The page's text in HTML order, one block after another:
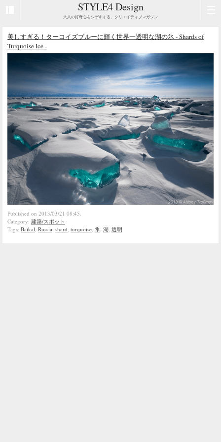
STYLE4 Design
大人の好奇心をシゲキする、クリエイティブマガジン
美しすぎる！ターコイズブルーに輝く世界一透明な湖の氷 - Shards of
Turquoise Ice -
Published on 2013/03/21 08:45.
Category: 建築/スポット
Tags: Baikal Russia shard turquoise 氷 湖 透明